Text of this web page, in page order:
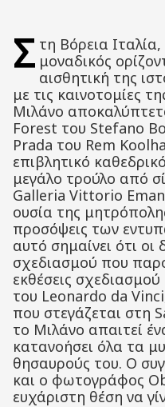
Σ τη Βόρεια
μοναδικός
αισθητική της
με τις καινοτομίες
Μιλάνο
Forest του Stefano
Prada του Rem
επιβλητικό
μεγάλο τρούλο από
Galleria Vittorio
ουσία της
προσόψεις των
αυτό σημαίνει ότι οι
σχεδιασμού που
εκθέσεις
του Leonardo da
που στεγάζεται στη
το Μιλάνο απαιτεί
κατανοήσει όλα τα
θησαυρούς του. Ο
και ο φωτογράφος
ευχάριστη θέση να